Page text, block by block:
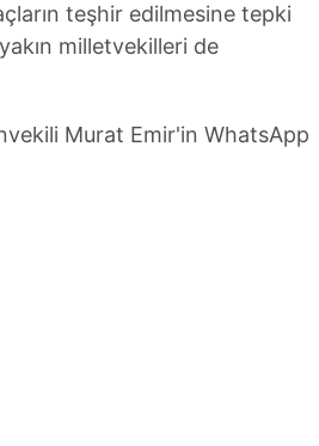
teşhir edilmesine tepki
milletvekilleri de
Murat Emir'in WhatsApp